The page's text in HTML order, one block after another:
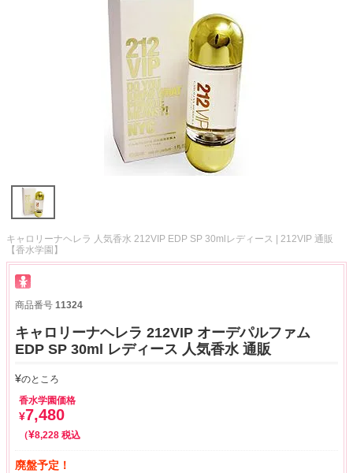
キャロリーナヘレラ 人気香水 212VIP EDP SP 30mlレディース | 212VIP 通販
【香水学園】
商品番号 11324
キャロリーナヘレラ 212VIP オーデパルファム
EDP SP 30ml レディース 人気香水 通販
¥のところ
香水学園価格
¥7,480
¥8,228 税込
廃盤予定！